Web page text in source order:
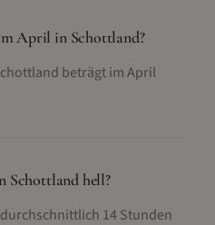
April in Schottland?
beträgt im April
Schottland hell?
14 Stunden